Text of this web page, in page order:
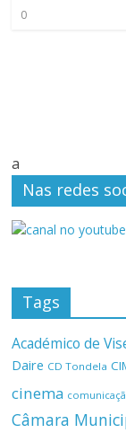
0
a
Nas redes
Tags
Académico de
Daire CD Tondela
cinema
Câmara